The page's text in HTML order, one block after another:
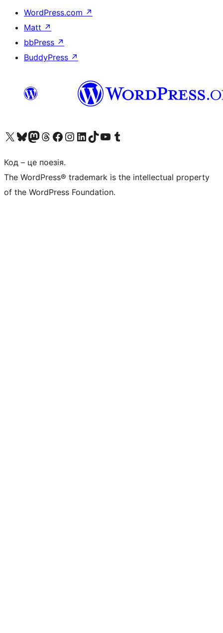
WordPress.com ↗
Matt ↗
bbPress ↗
BuddyPress ↗
Visit our X (formerly Twitter) account
Visit our Bluesky account
Завітайте до нашої стрічки в Mastodon
Visit our Threads account
Завітайте на нашу сторінку в Facebook
Visit our Instagram account
Visit our LinkedIn account
Visit our TikTok account
Visit our YouTube channel
Visit our Tumblr account
Код – це поезія.
The WordPress® trademark is the intellectual property
of the WordPress Foundation.